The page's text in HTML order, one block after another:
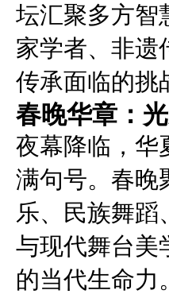
坛汇聚多方智
家学者、非遗
传承面临的挑
春晚华章：
夜幕降临，华
满句号。春晚
乐、民族舞蹈
与现代舞台美
的当代生命力